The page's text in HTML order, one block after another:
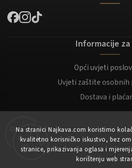
Na stranici Najkava.com koristimo
kvalitetno korisničko iskustvo, bez
stranice, prikazivanja oglasa i
korištenju web
Informacije za
Opći uvjeti
Uvjeti zaštite osobnih
Dostava i
Moj račun
Registracija